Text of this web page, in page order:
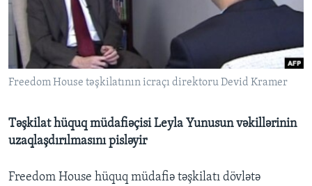
BIZI IZLƏYIN
Freedom House təşkilatının icraçı direktoru Devid Kramer
Təşkilat hüquq müdafiəçisi Leyla Yunusun vəkillərinin
uzaqlaşdırılmasını pisləyir
Freedom House hüquq müdafiə təşkilatı dövlətə